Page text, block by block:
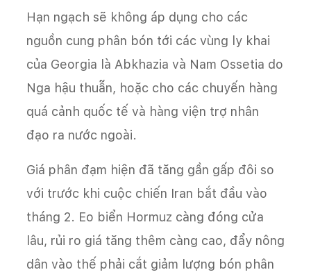
Hạn ngạch sẽ không áp dụng cho các
nguồn cung phân bón tới các vùng ly khai
của Georgia là Abkhazia và Nam Ossetia do
Nga hậu thuẫn, hoặc cho các chuyến hàng
quá cảnh quốc tế và hàng viện trợ nhân
đạo ra nước ngoài.
Giá phân đạm hiện đã tăng gần gấp đôi so
với trước khi cuộc chiến Iran bắt đầu vào
tháng 2. Eo biển Hormuz càng đóng cửa
lâu, rủi ro giá tăng thêm càng cao, đẩy nông
dân vào thế phải cắt giảm lượng bón phân